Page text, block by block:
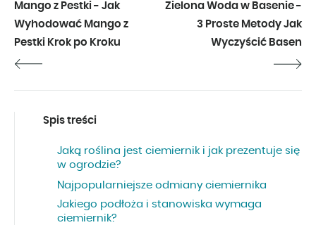
Mango z Pestki - Jak
Wyhodować Mango z
Pestki Krok po Kroku
Zielona Woda w Basenie -
3 Proste Metody Jak
Wyczyścić Basen
Spis treści
Jaką roślina jest ciemiernik i jak prezentuje się
w ogrodzie?
Najpopularniejsze odmiany ciemiernika
Jakiego podłoża i stanowiska wymaga
ciemiernik?